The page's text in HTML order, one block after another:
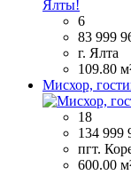
6
83 999
г. Ялта
109.80
Мисхор,
18
134 999
пгт.
600.00